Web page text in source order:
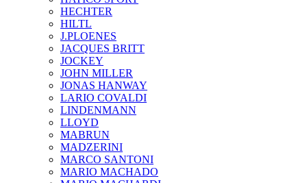
HECHTER
HILTL
J.PLOENES
JAСQUES BRITT
JOCKEY
JOHN MILLER
JONAS HANWAY
LARIO COVALDI
LINDENMANN
LLOYD
MABRUN
MADZERINI
MARCO SANTONI
MARIO MACHADO